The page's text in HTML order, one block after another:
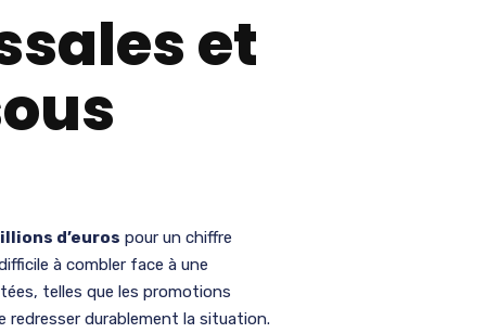
et
d’euros pour un chiffre
à combler face à une
telles que les promotions
redresser durablement la situation.